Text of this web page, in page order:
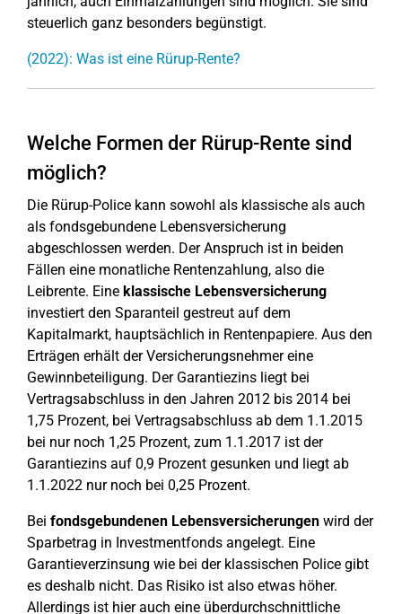
steuerlich ganz besonders begünstigt.
(2022): Was ist eine Rürup-Rente?
Welche Formen der Rürup-Rente sind
möglich?
Die Rürup-Police kann sowohl als klassische als auch
als fondsgebundene Lebensversicherung
abgeschlossen werden. Der Anspruch ist in beiden
Fällen eine monatliche Rentenzahlung, also die
Leibrente. Eine klassische Lebensversicherung
investiert den Sparanteil gestreut auf dem
Kapitalmarkt, hauptsächlich in Rentenpapiere. Aus den
Erträgen erhält der Versicherungsnehmer eine
Gewinnbeteiligung. Der Garantiezins liegt bei
Vertragsabschluss in den Jahren 2012 bis 2014 bei
1,75 Prozent, bei Vertragsabschluss ab dem 1.1.2015
bei nur noch 1,25 Prozent, zum 1.1.2017 ist der
Garantiezins auf 0,9 Prozent gesunken und liegt ab
1.1.2022 nur noch bei 0,25 Prozent.
Bei fondsgebundenen Lebensversicherungen wird der
Sparbetrag in Investmentfonds angelegt. Eine
Garantieverzinsung wie bei der klassischen Police gibt
es deshalb nicht. Das Risiko ist also etwas höher.
Allerdings ist hier auch eine überdurchschnittliche